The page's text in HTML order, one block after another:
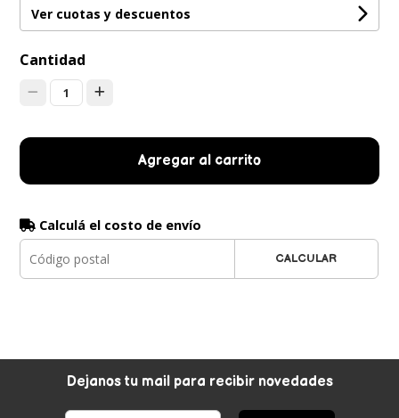
Ver cuotas y descuentos
Cantidad
1
Agregar al carrito
Calculá el costo de envío
CALCULAR
Dejanos tu mail para recibir novedades